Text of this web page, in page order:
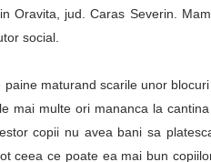
Oravita, jud. Caras Severin.
social.
maturand scarile unor
mai multe ori mananca la
copii nu avea bani sa
ceea ce poate ea mai bun